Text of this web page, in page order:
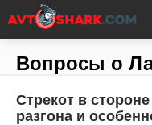
Главная Все
Вопросы о
Стрекот в
разгона и